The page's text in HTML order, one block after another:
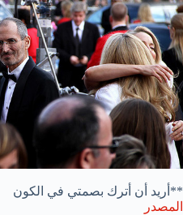
**أريد أن أترك بصمتي في الكون
المصدر